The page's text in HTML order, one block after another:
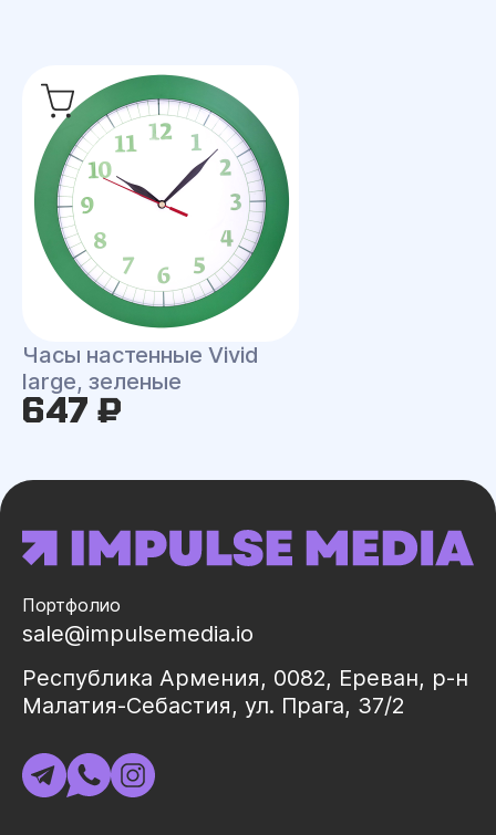
Часы настенные Vivid
large, зеленые
647 ₽
Портфолио
sale@impulsemedia.io
Республика Армения, 0082, Ереван, р-н
Малатия-Себастия, ул. Прага, 37/2